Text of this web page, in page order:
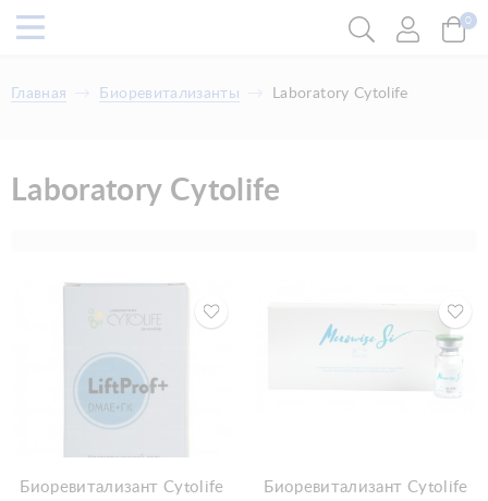
0
Главная Биоревитализанты Laboratory Cytolife
Laboratory Cytolife
Биоревитализант Cytolife
Биоревитализант Cytolife